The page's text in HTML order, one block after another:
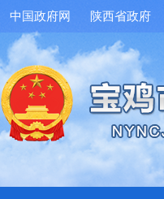
中国政府网 陕西省政府